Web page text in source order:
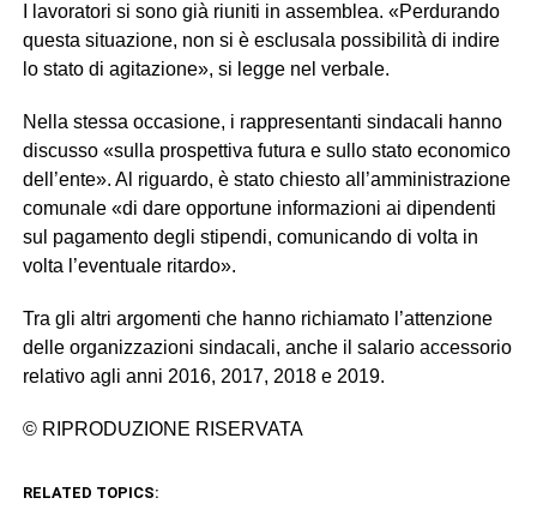
I lavoratori si sono già riuniti in assemblea. «Perdurando
questa situazione, non si è esclusala possibilità di indire
lo stato di agitazione», si legge nel verbale.
Nella stessa occasione, i rappresentanti sindacali hanno
discusso «sulla prospettiva futura e sullo stato economico
dell’ente». Al riguardo, è stato chiesto all’amministrazione
comunale «di dare opportune informazioni ai dipendenti
sul pagamento degli stipendi, comunicando di volta in
volta l’eventuale ritardo».
Tra gli altri argomenti che hanno richiamato l’attenzione
delle organizzazioni sindacali, anche il salario accessorio
relativo agli anni 2016, 2017, 2018 e 2019.
© RIPRODUZIONE RISERVATA
RELATED TOPICS: